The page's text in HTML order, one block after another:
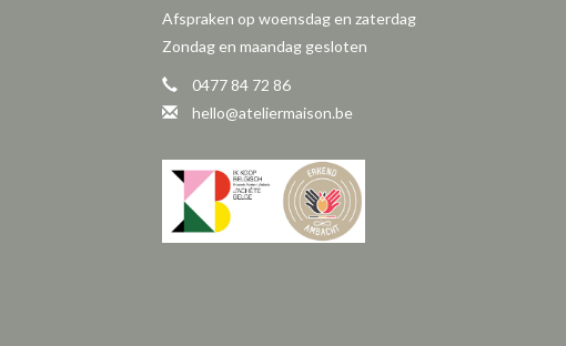
Afspraken op woensdag en zaterdag
Zondag en maandag gesloten
0477 84 72 86
hello@ateliermaison.be